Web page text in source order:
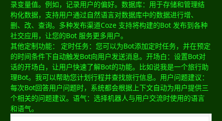
录变量值。例如，记录用户的偏好。数据库：用于存储和管理结
构化数据，支持用户通过自然语言对数据库中的数据进行增、
删、改、查询。多种发布渠道Coze 支持将构建的Bot 发布到各种
社交应用，让您的Bot 服务更多用户。
其他定制功能： 定时任务：您可以为Bot添加定时任务，并在预定
的时间条件下自动触发Bot向用户发送消息。开场白：设置Bot对
话的开场白，让用户快速了解Bot的功能。比如说我是一个旅行助
理Bot。我可以帮助您计划行程并查找旅行信息。用户问题建议：
每次Bot回答用户问题时，系统都会根据上下文自动为用户提供三
个相关的问题建议。语气：选择机器人与用户交流时使用的语言
和语气。